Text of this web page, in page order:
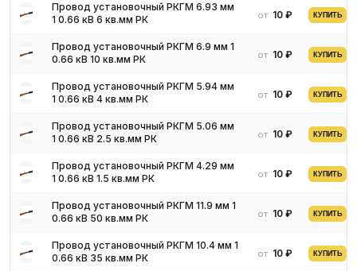
кабельных изделий и состоит из однопроволочных и
многопроволочных (гибкие) ГОСТ 7399-97 проводов с
алюминиевого сплава. Эксплуатируются данный сортамент при
Токопроводящая сердцевина может состоять из одной или
несколько перекрученных между собой изолированных жил.
Провод установочный РКГМ 6.93 мм
1 0.66 кВ 6 кв.мм РК
от 10 ₽ КУПИТЬ
Провод установочный РКГМ 6.9 мм 1
0.66 кВ 10 кв.мм РК
от 10 ₽ КУПИТЬ
Провод установочный РКГМ 5.94 мм
1 0.66 кВ 4 кв.мм РК
от 10 ₽ КУПИТЬ
Провод установочный РКГМ 5.06 мм
1 0.66 кВ 2.5 кв.мм РК
от 10 ₽ КУПИТЬ
Провод установочный РКГМ 4.29 мм
1 0.66 кВ 1.5 кв.мм РК
от 10 ₽ КУПИТЬ
Провод установочный РКГМ 11.9 мм 1
0.66 кВ 50 кв.мм РК
от 10 ₽ КУПИТЬ
Провод установочный РКГМ 10.4 мм 1
0.66 кВ 35 кв.мм РК
от 10 ₽ КУПИТЬ